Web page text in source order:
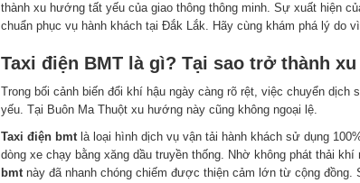
thành xu hướng tất yếu của giao thông thông minh. Sự xuất hiện
chuẩn phục vụ hành khách tại Đắk Lắk. Hãy cùng khám phá lý do
Taxi điện BMT là gì? Tại sao trở thành
Trong bối cảnh biến đổi khí hậu ngày càng rõ rệt, việc chuyển
yếu. Tại Buôn Ma Thuột xu hướng này cũng không ngoại lệ.
Taxi điện bmtlà loại hình dịch vụ vận tải hành khách sử dụng
dòng xe chạy bằng xăng dầu truyền thống. Nhờ không phát thải
bmtnày đã nhanh chóng chiếm được thiện cảm lớn từ cộng đồng.